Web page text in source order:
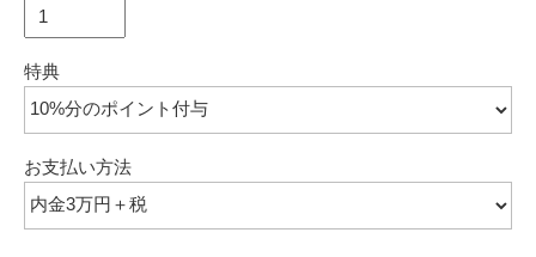
特典
お支払い方法